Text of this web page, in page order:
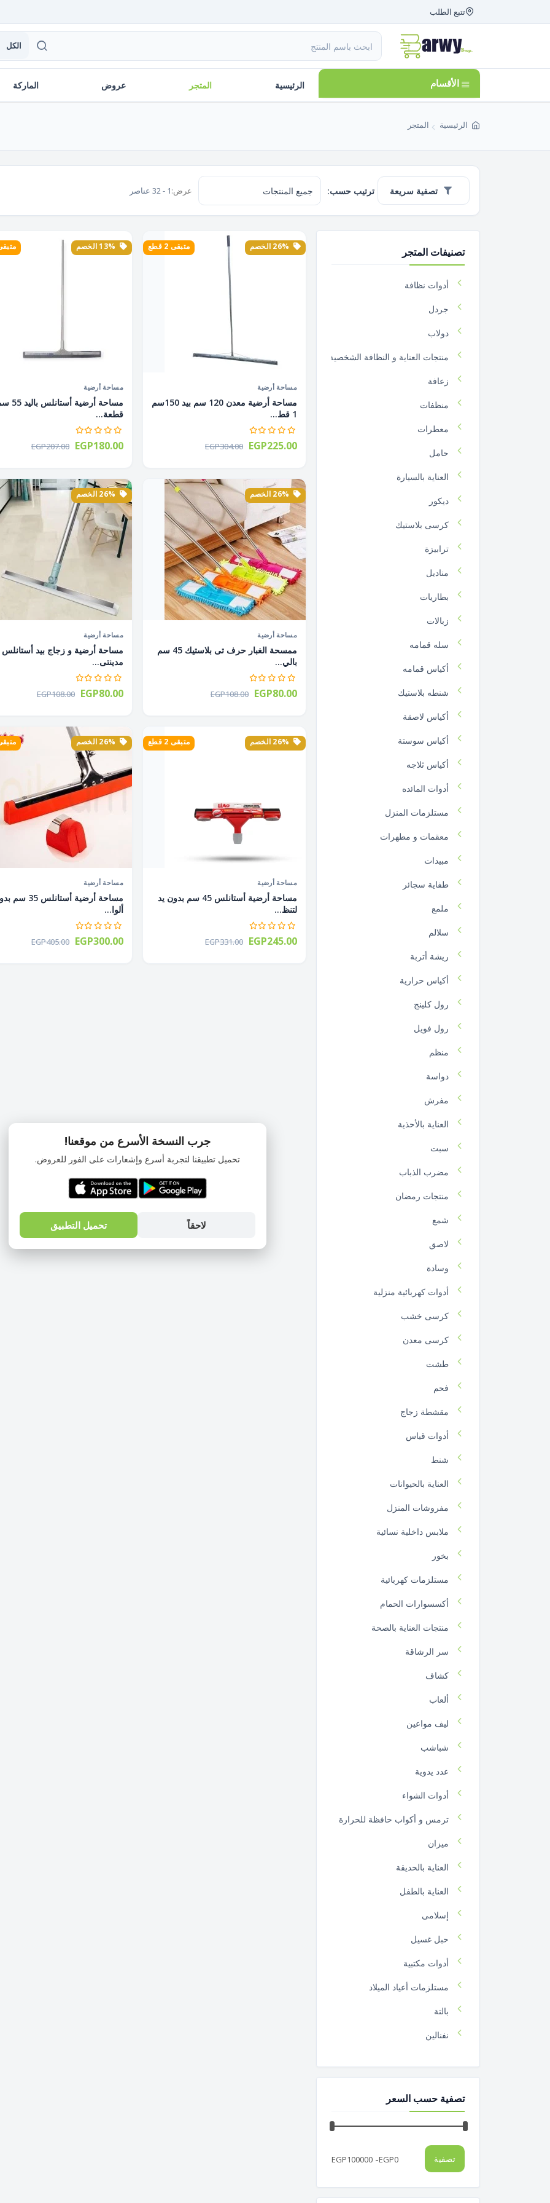
تتبع الطلب
الكل
الأقسام الرئيسية المتجر عروض الماركة
الرئيسية المتجر
تصفية سريعة ترتيب حسب: عرض:1 - 32 عناصر
متبقى 2 قطع
مساحة أرضية
مساحة أرضية معدن 120 سم بيد 150سم
1 قط...
EGP304.00 EGP225.00
متبقى 1
مساحة أرضية
قطعة...
EGP207.00 EGP180.00
مساحة أرضية
ممسحة الغبار حرف تى بلاستيك 45 سم
بالي...
EGP108.00 EGP80.00
مساحة أرضية
مساحة أرضية و زجاج بيد أستانلس
مدينتى...
EGP108.00 EGP80.00
متبقى 2 قطع
مساحة أرضية
مساحة أرضية أستانلس 45 سم بدون يد
لتنظ...
EGP331.00 EGP245.00
متبقى 2
مساحة أرضية
مساحة أرضية
ألوا...
EGP405.00 EGP300.00
تصنيفات المتجر
أدوات نظافة
جردل
دولاب
منتجات العناية و النظافة الشخصية
زعافة
منظفات
معطرات
حامل
العناية بالسيارة
ديكور
كرسى بلاستيك
ترابيزة
مناديل
بطاريات
زبالات
سله قمامه
أكياس قمامه
شنطه بلاستيك
أكياس لاصقة
أكياس سوستة
أكياس ثلاجه
أدوات المائده
مستلزمات المنزل
معقمات و مطهرات
مبيدات
طفاية سجائر
ملمع
سلالم
ريشة أتربة
أكياس حرارية
رول كلينج
رول فويل
منظم
دواسة
مفرش
العناية بالأحذية
سبت
مضرب الذباب
منتجات رمضان
شمع
لاصق
وسادة
أدوات كهربائية منزلية
كرسى خشب
كرسى معدن
طشت
فحم
مقشطة زجاج
أدوات قياس
شنط
العناية بالحيوانات
مفروشات المنزل
ملابس داخلية نسائية
بخور
مستلزمات كهربائية
أكسسوارات الحمام
منتجات العناية بالصحة
سر الرشاقة
كشاف
ألعاب
ليف مواعين
شباشب
عدد يدوية
أدوات الشواء
ترمس و أكواب حافظة للحرارة
ميزان
العناية بالحديقة
العناية بالطفل
إسلامى
حبل غسيل
أدوات مكتبية
مستلزمات أعياد الميلاد
بالتة
نفنالين
فرشة بلاستيك
تيست1
مساحة أرضية
مساحة أرضية بلاستيك
تصفية حسب السعر
تصفية EGP0
-
EGP100000
جرب النسخة الأسرع من موقعنا!
تحميل تطبيقنا لتجربة أسرع وإشعارات على الفور للعروض.
لاحقاً تحميل التطبيق